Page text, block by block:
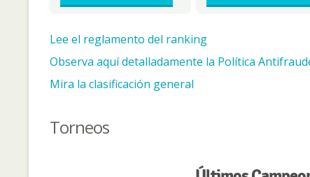
Lee el reglamento del ranking
Observa aquí detalladamente la Política
Mira la clasificación general
Torneos